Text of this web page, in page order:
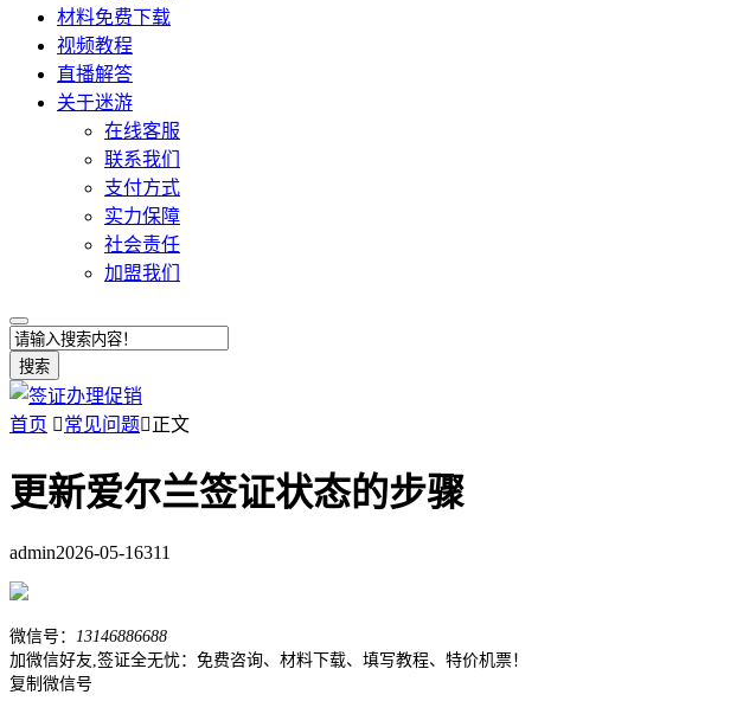
材料免费下载
视频教程
直播解答
关于迷游
在线客服
联系我们
支付方式
实力保障
社会责任
加盟我们
搜索
首页 常见问题正文
更新爱尔兰签证状态的步骤
admin2026-05-16311
微信号：
13146886688
加微信好友,签证全无忧：免费咨询、材料下载、填写教程、特价机票！
复制微信号